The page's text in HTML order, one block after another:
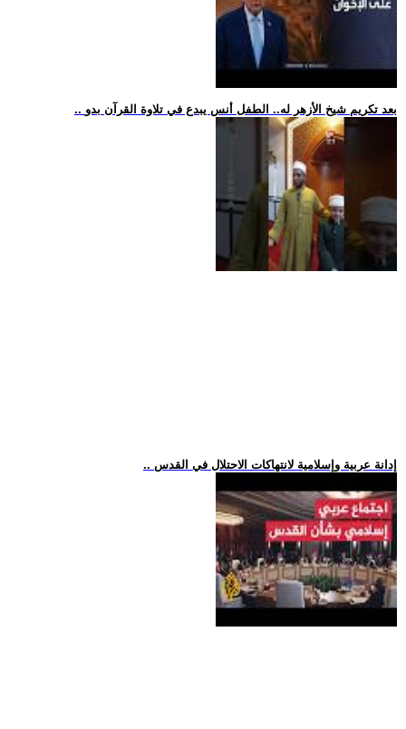
.. بعد تكريم شيخ الأزهر له.. الطفل أنس يبدع في تلاوة القرآن بدو
.. إدانة عربية وإسلامية لانتهاكات الاحتلال في القدس